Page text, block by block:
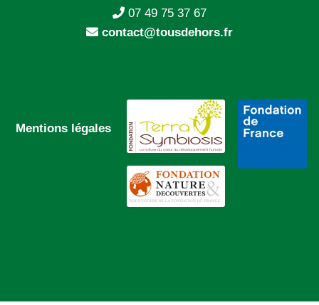
07 49 75 37 67
contact@tousdehors.fr
Mentions légales